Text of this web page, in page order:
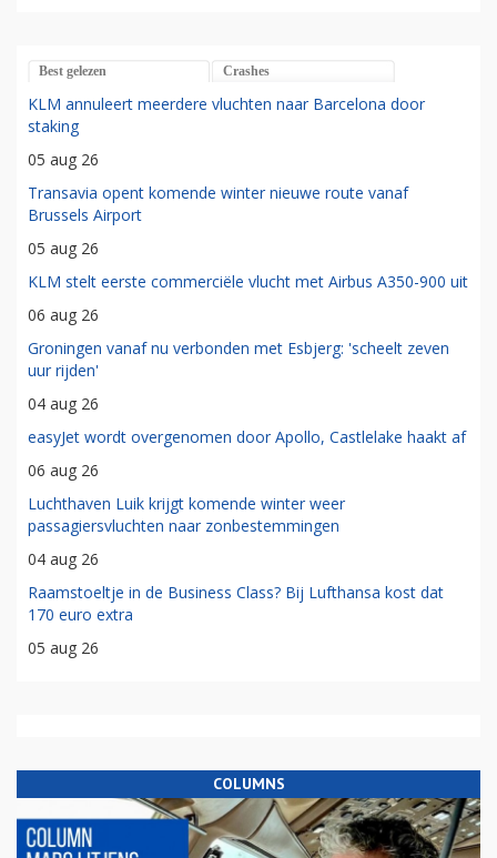
Best gelezen Crashes
KLM annuleert meerdere vluchten naar Barcelona door
staking
05 aug 26
Transavia opent komende winter nieuwe route vanaf
Brussels Airport
05 aug 26
KLM stelt eerste commerciële vlucht met Airbus A350-900 uit
06 aug 26
Groningen vanaf nu verbonden met Esbjerg: 'scheelt zeven
uur rijden'
04 aug 26
easyJet wordt overgenomen door Apollo, Castlelake haakt af
06 aug 26
Luchthaven Luik krijgt komende winter weer
passagiersvluchten naar zonbestemmingen
04 aug 26
Raamstoeltje in de Business Class? Bij Lufthansa kost dat
170 euro extra
05 aug 26
COLUMNS